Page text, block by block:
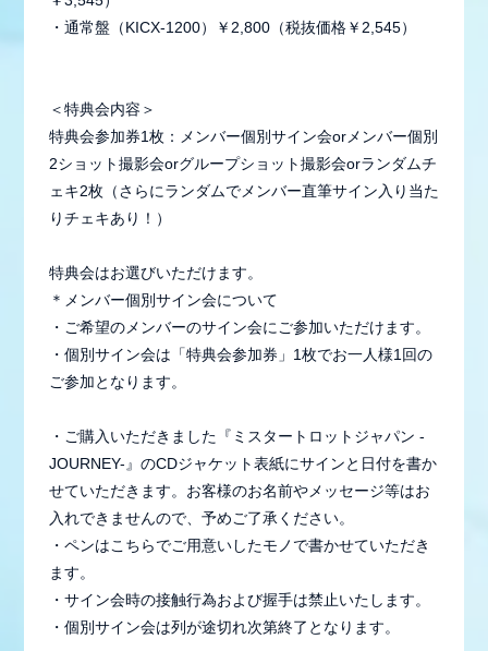
生配信
・通常盤（KICX-1200）￥2,800（税抜価格￥2,545）
＜特典会内容＞
特典会参加券1枚：メンバー個別サイン会orメンバー個別
2ショット撮影会orグループショット撮影会orランダムチ
ェキ2枚（さらにランダムでメンバー直筆サイン入り当た
りチェキあり！）
特典会はお選びいただけます。
＊メンバー個別サイン会について
・ご希望のメンバーのサイン会にご参加いただけます。
・個別サイン会は「特典会参加券」1枚でお一人様1回の
ご参加となります。
・ご購入いただきました『ミスタートロットジャパン -
JOURNEY-』のCDジャケット表紙にサインと日付を書か
せていただきます。お客様のお名前やメッセージ等はお
入れできませんので、予めご了承ください。
・ペンはこちらでご用意いしたモノで書かせていただき
ます。
・サイン会時の接触行為および握手は禁止いたします。
・個別サイン会は列が途切れ次第終了となります。